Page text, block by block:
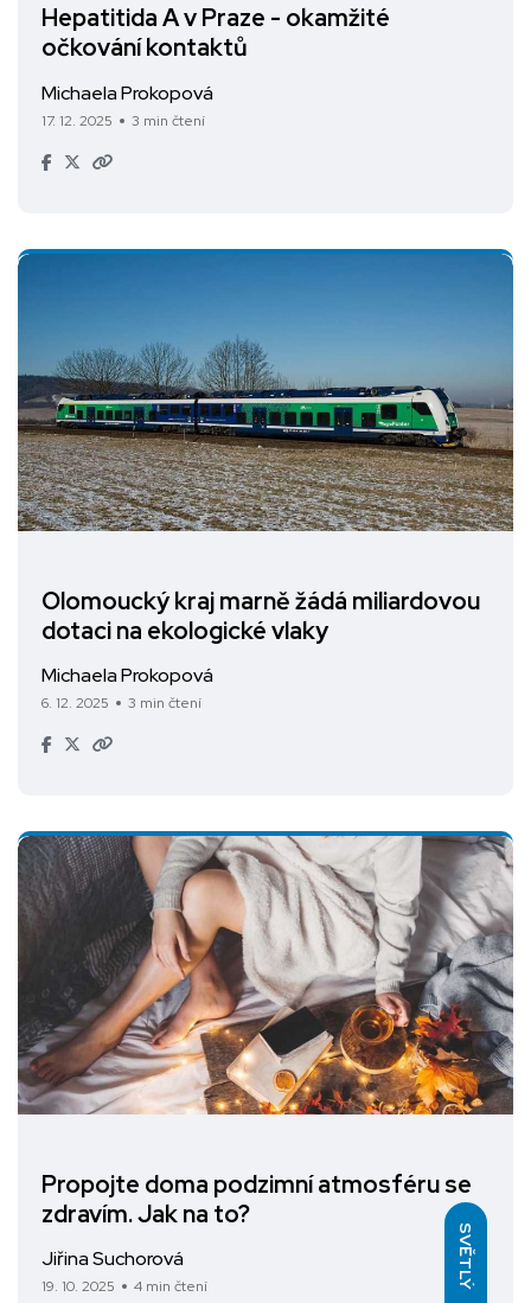
SVĚTLÝ
Hepatitida A v Praze - okamžité
očkování kontaktů
Michaela Prokopová
17. 12. 2025 3 min čtení
Olomoucký kraj marně žádá miliardovou
dotaci na ekologické vlaky
Michaela Prokopová
6. 12. 2025 3 min čtení
Propojte doma podzimní atmosféru se
zdravím. Jak na to?
Jiřina Suchorová
19. 10. 2025 4 min čtení